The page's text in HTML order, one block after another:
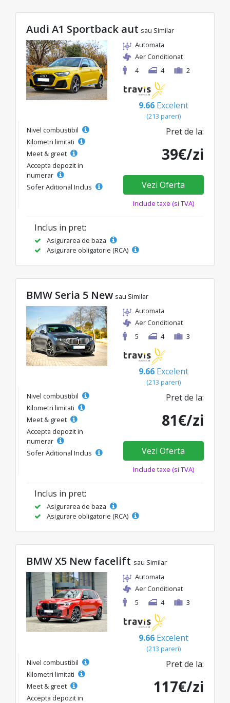
categoria selectată, cu prețuri avantajoase ce
pornesc de la doar 39€/zi.
Audi A1 Sportback aut sau Similar
Automata
Aer Conditionat
4
4 2
9.66 Excelent
(213 pareri)
Nivel combustibil
Kilometri limitati
Meet & greet
Accepta depozit in
numerar
Sofer Aditional Inclus
Pret de la:
39€/zi
Vezi Oferta
Include taxe (si TVA)
Inclus in pret:
Asigurarea de baza
Asigurare obligatorie (RCA)
BMW Seria 5 New sau Similar
Automata
Aer Conditionat
5
4 3
9.66 Excelent
(213 pareri)
Nivel combustibil
Kilometri limitati
Meet & greet
Accepta depozit in
numerar
Sofer Aditional Inclus
Pret de la:
81€/zi
Vezi Oferta
Include taxe (si TVA)
Inclus in pret:
Asigurarea de baza
Asigurare obligatorie (RCA)
BMW X5 New facelift sau Similar
Automata
Aer Conditionat
5
4 3
9.66 Excelent
(213 pareri)
Nivel combustibil
Kilometri limitati
Meet & greet
Accepta depozit in
Pret de la:
117€/zi